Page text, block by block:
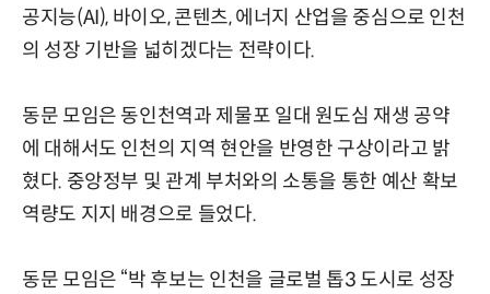
공지능(AI), 바이오, 콘텐츠, 에너지 산업을 중심으로 인천
의 성장 기반을 넓히겠다는 전략이다.
동문 모임은 동인천역과 제물포 일대 원도심 재생 공약
에 대해서도 인천의 지역 현안을 반영한 구상이라고 밝
혔다. 중앙정부 및 관계 부처와의 소통을 통한 예산 확보
역량도 지지 배경으로 들었다.
동문 모임은 “박 후보는 인천을 글로벌 톱3 도시로 성장